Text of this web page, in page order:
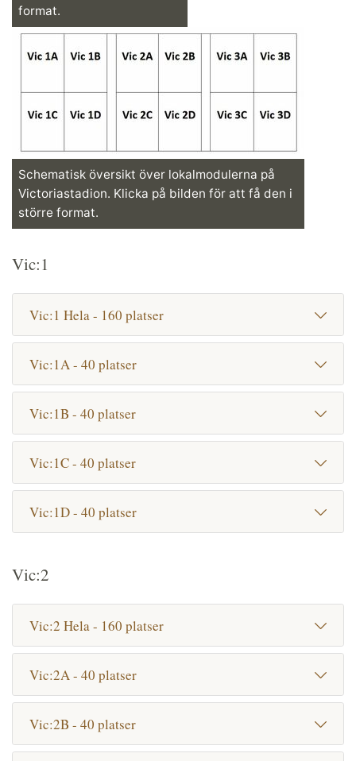
format.
Schematisk översikt över lokalmodulerna på
Victoriastadion. Klicka på bilden för att få den i
större format.
Vic:1
Vic:1 Hela - 160 platser
Vic:1A - 40 platser
Vic:1B - 40 platser
Vic:1C - 40 platser
Vic:1D - 40 platser
Vic:2
Vic:2 Hela - 160 platser
Vic:2A - 40 platser
Vic:2B - 40 platser